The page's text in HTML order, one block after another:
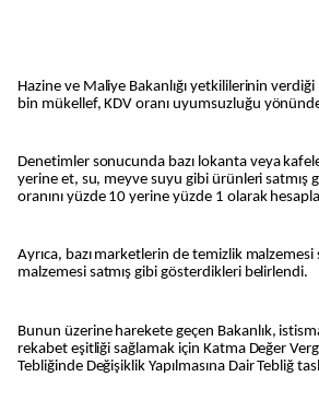
Hazine ve Maliye Bakanlığı yetkililerinin
bin mükellef, KDV oranı uyumsuzluğu
Denetimler sonucunda bazı lokanta veya
yerine et, su, meyve suyu gibi ürünleri satmış
oranını yüzde 10 yerine yüzde 1 olarak
Ayrıca, bazı marketlerin de temizlik malzemesi
malzemesi satmış gibi gösterdikleri belirlendi.
Bunun üzerine harekete geçen Bakanlık,
rekabet eşitliği sağlamak için Katma Değer
Tebliğinde Değişiklik Yapılmasına Dair Tebliğ